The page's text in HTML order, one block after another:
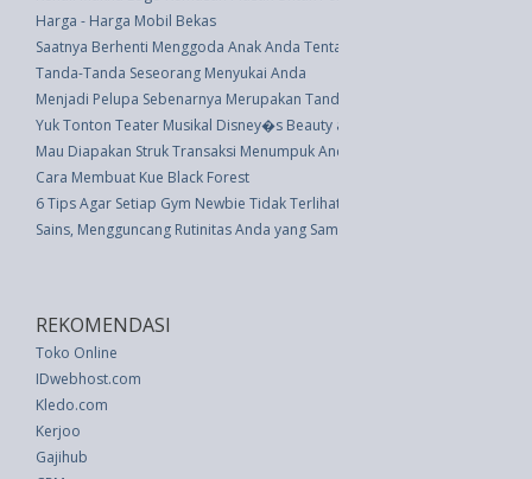
Harga - Harga Mobil Bekas
Saatnya Berhenti Menggoda Anak Anda Tentang Hal-Hal Ini
Tanda-Tanda Seseorang Menyukai Anda
Menjadi Pelupa Sebenarnya Merupakan Tanda Kecerdasan Tinggi
Yuk Tonton Teater Musikal Disney�s Beauty and The Beast di Jakarta
Mau Diapakan Struk Transaksi Menumpuk Anda?
Cara Membuat Kue Black Forest
6 Tips Agar Setiap Gym Newbie Tidak Terlihat Seperti Idiot
Sains, Mengguncang Rutinitas Anda yang Sama Baik untuk Otak Anda
REKOMENDASI
Toko Online
IDwebhost.com
Kledo.com
Kerjoo
Gajihub